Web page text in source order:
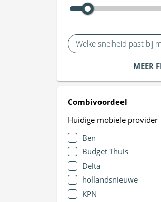
Welke snelheid past bij
MEER
Combivoordeel
Huidige mobiele provider
Ben
Budget Thuis
Delta
hollandsnieuwe
KPN